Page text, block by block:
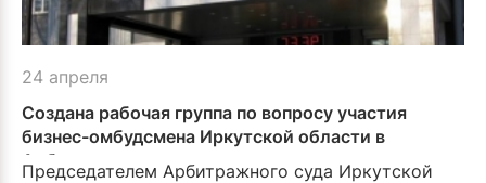
24 апреля
Создана рабочая группа по вопросу участия
бизнес-омбудсмена Иркутской области в
Арбитражном суде
Председателем Арбитраж­ного суда Иркутской